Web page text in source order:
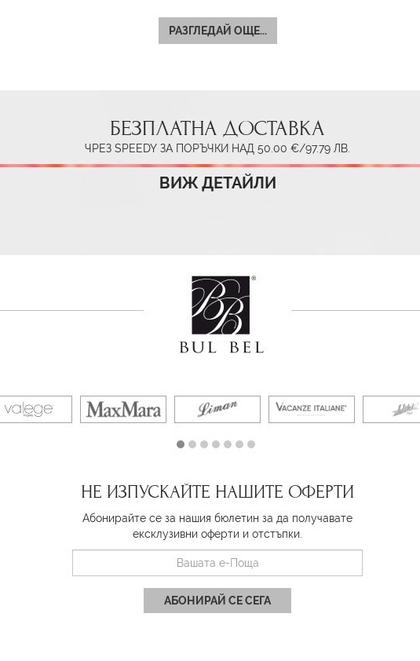
РАЗГЛЕДАЙ ОЩЕ...
БЕЗПЛАТНА ДОСТАВКА
ЧРЕЗ SPEEDY ЗА ПОРЪЧКИ НАД 50.00 €/97.79 ЛВ.
ВИЖ ДЕТАЙЛИ
НЕ ИЗПУСКАЙТЕ НАШИТЕ ОФЕРТИ
Абонирайте се за нашия бюлетин за да получавате
ексклузивни оферти и отстъпки.
АБОНИРАЙ СЕ СЕГА